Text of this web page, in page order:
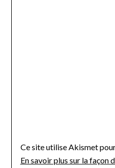
Ce site utilise Akismet
En savoir plus sur la façon